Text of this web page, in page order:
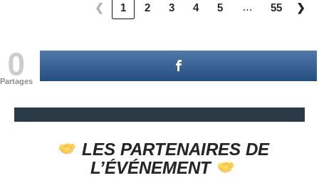
❮ 1 2 3 4 5 … 55 ❯
0
Partages
LES PARTENAIRES DE
L’ÉVÉNEMENT